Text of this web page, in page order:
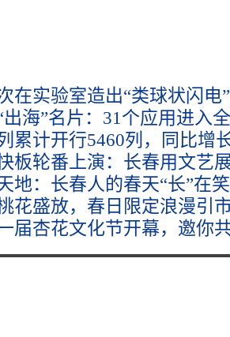
在实验室造出“类球状闪电
海”名片：31个应用进入
累计开行5460列，同比增
板轮番上演：长春用文艺
地：长春人的春天“长”在
花盛放，春日限定浪漫引
届杏花文化节开幕，邀你